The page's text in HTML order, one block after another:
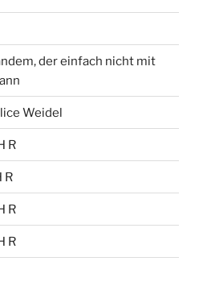
der einfach nicht mit
Weidel
R
R
R
R